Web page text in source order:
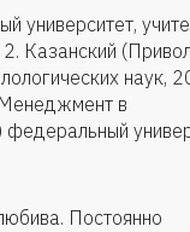
университет,
Казанский
наук,
в
Постоянно